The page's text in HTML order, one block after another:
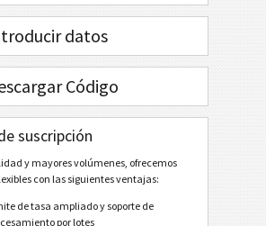
Code 12
Mail 4-State
Mail Mailmark 4-State
Mail Mailmark 2D
PostNet 5
PostNet 9
datos
Código
suscripción
y mayores volúmenes, ofrecemos
con las siguientes ventajas:
de tasa ampliado y soporte de
por lotes